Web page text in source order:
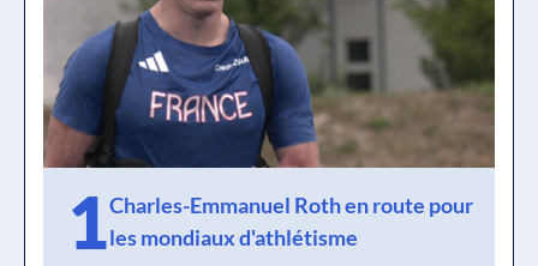
1Charles-Emmanuel Roth en route pour
les mondiaux d'athlétisme